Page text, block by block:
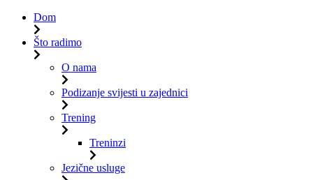
Dom
Što radimo
O nama
Podizanje svijesti u zajednici
Trening
Treninzi
Jezične usluge